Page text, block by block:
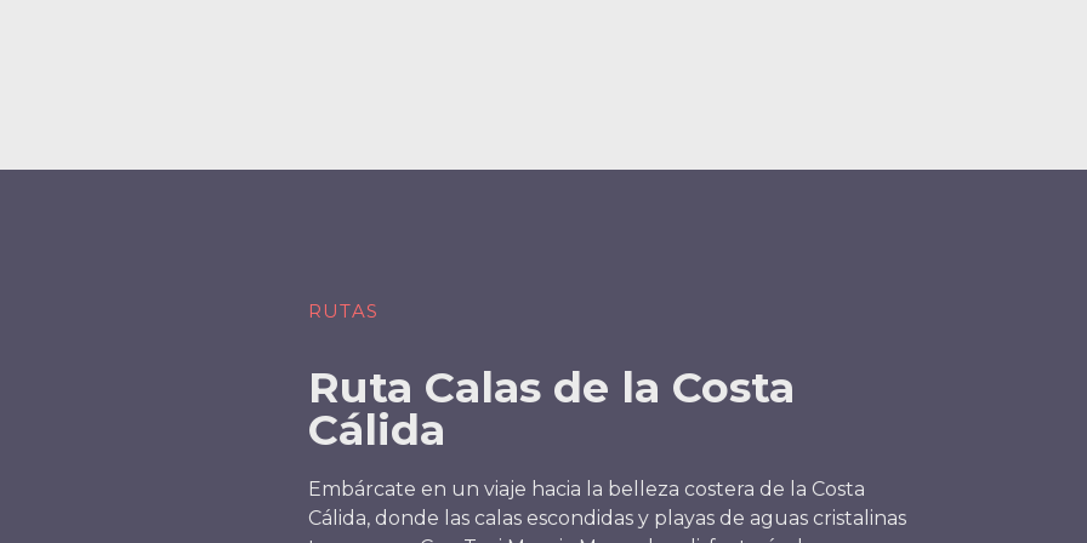
RUTAS
Ruta Calas de la Costa
Cálida
Embárcate en un viaje hacia la belleza costera de la Costa
Cálida, donde las calas escondidas y playas de aguas cristalinas